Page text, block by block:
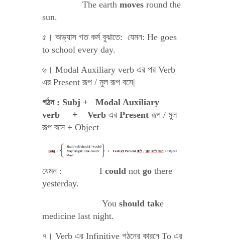
The earth moves round the
sun.
৫। অভ্যাস গত কর্ম বুঝাতে: যেমন: He goes
to school every day.
৬। Modal Auxiliary verb এর পর Verb
এর Present রূপ / মুল রূপ বসে|
গঠন : Subj + Modal Auxiliary
verb + Verb এর Presentরূপ / মুল
রূপ বসে + Object
যেমন : I could not go there
yesterday.
You should take
medicine last night.
৭। Verb এর Infinitive গঠনের কারনে To এর